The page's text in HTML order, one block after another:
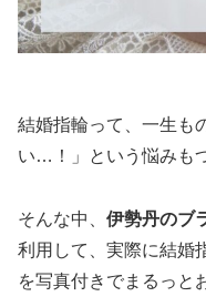
結婚指輪って、一生も
い…！」という悩みも
そんな中、 伊勢丹のブ
利用して、実際に結婚
を写真付きでまるっと